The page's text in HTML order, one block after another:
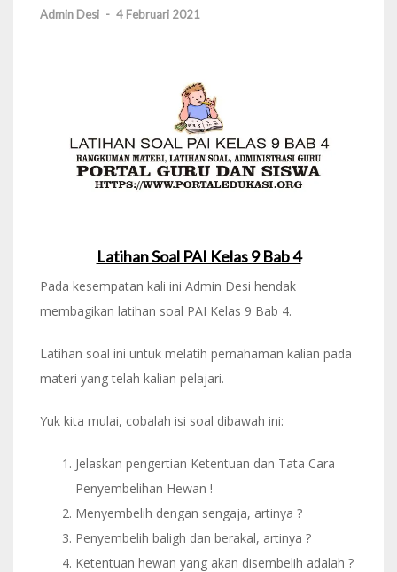
Admin Desi - 4 Februari 2021
Latihan Soal PAI Kelas 9 Bab 4
Pada kesempatan kali ini Admin Desi hendak
membagikan latihan soal PAI Kelas 9 Bab 4.
Latihan soal ini untuk melatih pemahaman kalian pada
materi yang telah kalian pelajari.
Yuk kita mulai, cobalah isi soal dibawah ini:
Jelaskan pengertian Ketentuan dan Tata Cara
Penyembelihan Hewan !
Menyembelih dengan sengaja, artinya ?
Penyembelih baligh dan berakal, artinya ?
Ketentuan hewan yang akan disembelih adalah ?